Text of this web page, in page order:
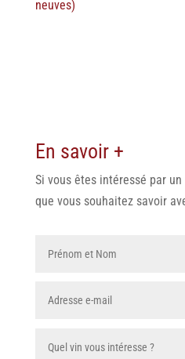
neuves)
En savoir +
Si vous êtes intéressé par
que vous souhaitez savoir